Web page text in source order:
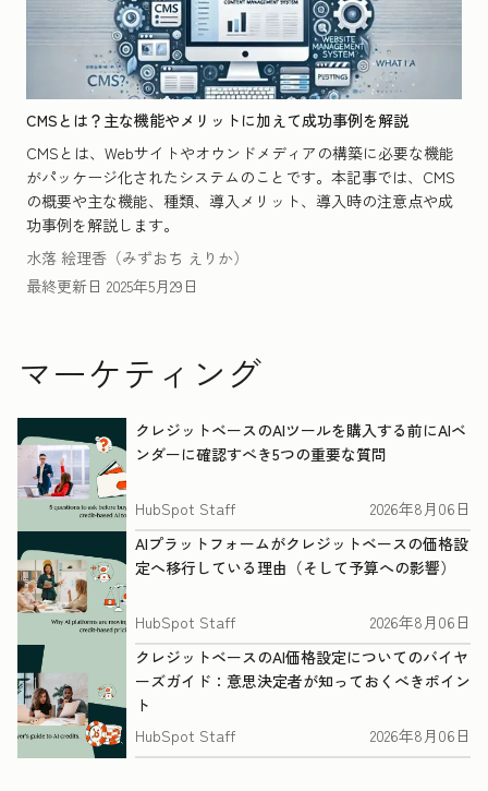
CMSとは？主な機能やメリットに加えて成功事例を解説
CMSとは、Webサイトやオウンドメディアの構築に必要な機能
がパッケージ化されたシステムのことです。本記事では、CMS
の概要や主な機能、種類、導入メリット、導入時の注意点や成
功事例を解説します。
水落 絵理香（みずおち えりか）
最終更新日 2025年5月29日
マーケティング
クレジットベースのAIツールを購入する前にAIベ
ンダーに確認すべき5つの重要な質問
HubSpot Staff
2026年8月06日
AIプラットフォームがクレジットベースの価格設
定へ移行している理由（そして予算への影響）
HubSpot Staff
2026年8月06日
クレジットベースのAI価格設定についてのバイヤ
ーズガイド：意思決定者が知っておくべきポイン
ト
HubSpot Staff
2026年8月06日